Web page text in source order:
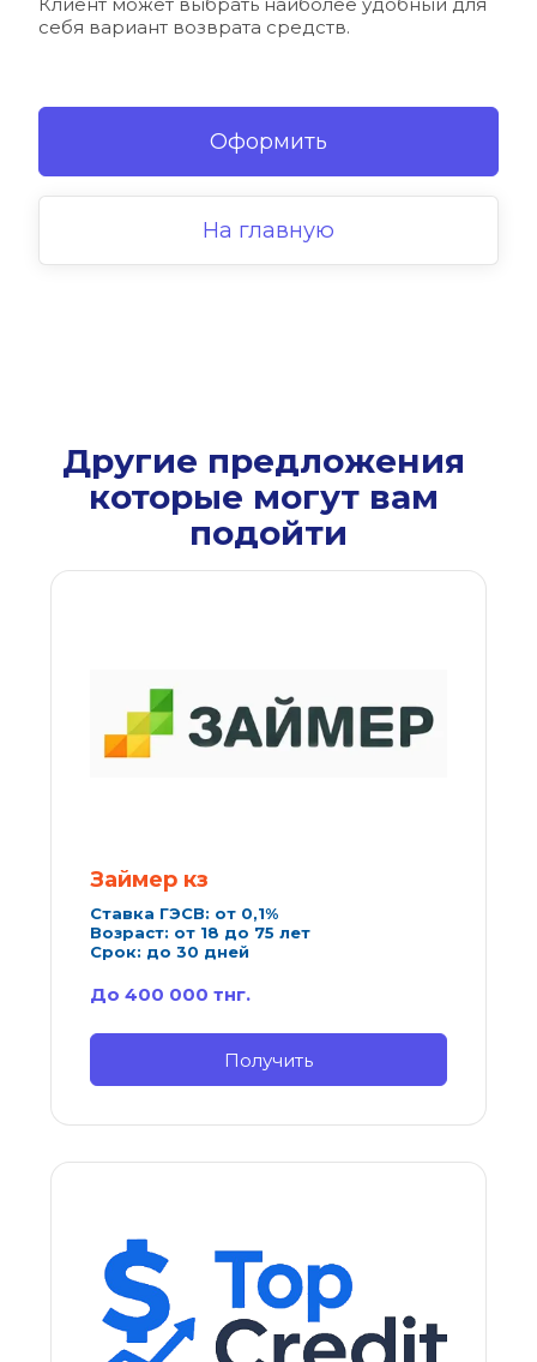
себя вариант возврата средств.
Оформить
На главную
Другие предложения
которые могут вам
подойти
Займер кз
Ставка ГЭСВ: от 0,1%
Возраст: от 18 до 75 лет
Срок: до 30 дней
До 400 000 тнг.
Получить